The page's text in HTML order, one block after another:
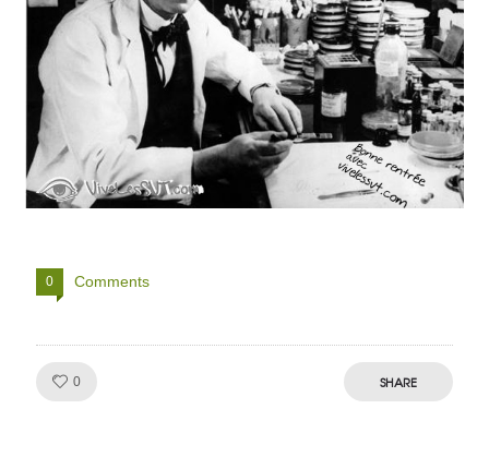
0 Comments
0 SHARE